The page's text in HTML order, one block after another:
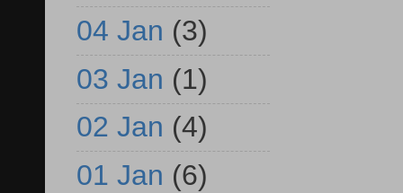
04 Jan (3)
03 Jan (1)
02 Jan (4)
01 Jan (6)